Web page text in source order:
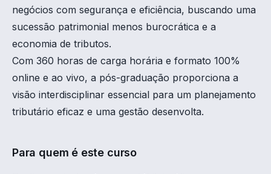
negócios com segurança e eficiência, buscando uma
sucessão patrimonial menos burocrática e a
economia de tributos.
Com 360 horas de carga horária e formato 100%
online e ao vivo, a pós-graduação proporciona a
visão interdisciplinar essencial para um planejamento
tributário eficaz e uma gestão desenvolta.
Para quem é este curso